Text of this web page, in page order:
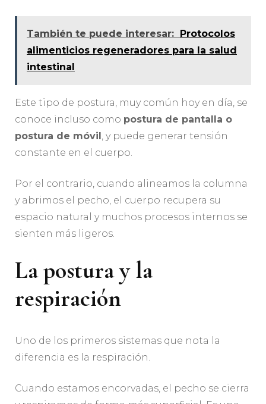
También te puede interesar:
Protocolos
alimenticios regeneradores para la salud
intestinal
Este tipo de postura, muy común hoy en día, se
conoce incluso como postura de pantalla o
postura de móvil , y puede generar tensión
constante en el cuerpo.
Por el contrario, cuando alineamos la columna
y abrimos el pecho, el cuerpo recupera su
espacio natural y muchos procesos internos se
sienten más ligeros.
La postura y la
respiración
Uno de los primeros sistemas que nota la
diferencia es la respiración.
Cuando estamos encorvadas, el pecho se cierra